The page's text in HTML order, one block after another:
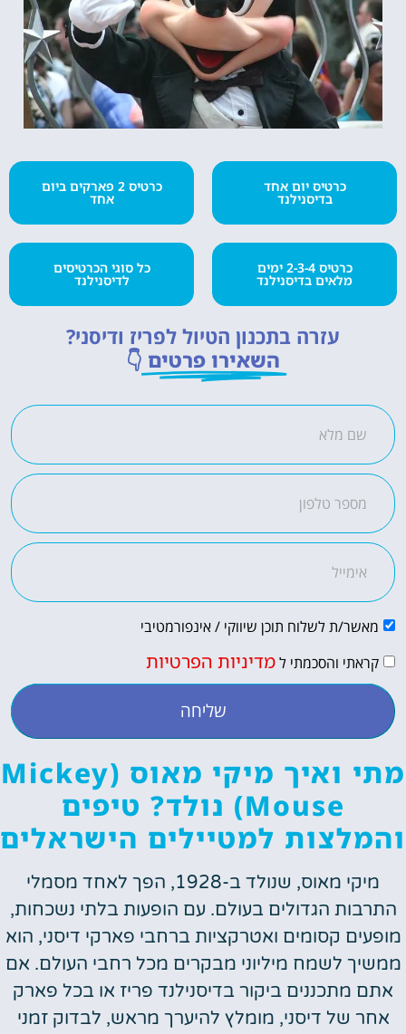
כרטיס יום אחד
בדיסנילנד
כרטיס 2-3-4 ימים
מלאים בדיסנילנד
כרטיס 2 פארקים ביום
אחד
כל סוגי הכרטיסים
לדיסנילנד
עזרה בתכנון הטיול לפריז ודיסני?
השאירו פרטים 👇
מאשר/ת לשלוח תוכן שיווקי / אינפורמטיבי
קראתי והסכמתי למדיניות הפרטיות
שליחה
מתי ואיך מיקי מאוס (Mickey
Mouse) נולד? טיפים
והמלצות למטיילים הישראלים
מיקי מאוס, שנולד ב-1928, הפך לאחד מסמלי
התרבות הגדולים בעולם. עם הופעות בלתי נשכחות,
מופעים קסומים ואטרקציות ברחבי פארקי דיסני, הוא
ממשיך לשמח מיליוני מבקרים מכל רחבי העולם. אם
אתם מתכננים ביקור בדיסנילנד פריז או בכל פארק
אחר של דיסני, מומלץ להיערך מראש, לבדוק זמני